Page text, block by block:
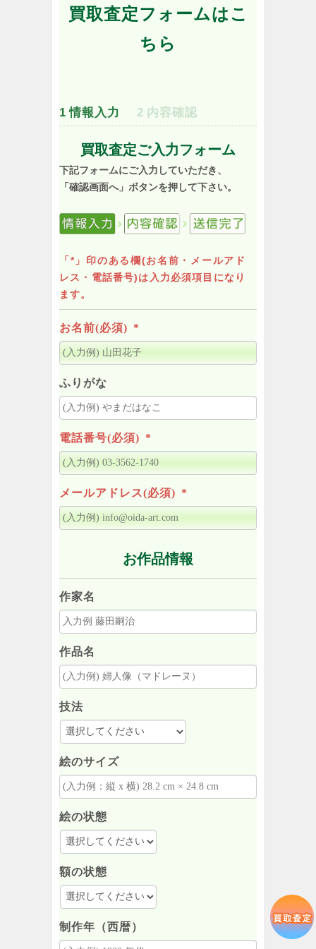
買取査定フォームはこ
ちら
1 情報入力 2 内容確認
買取査定ご入力フォーム
下記フォームにご入力していただき、
「確認画面へ」ボタンを押して下さい。
「*」印のある欄(お名前・メールアド
レス・電話番号)は入力必須項目になり
ます。
お名前(必須) *
ふりがな
電話番号(必須) *
メールアドレス(必須) *
お作品情報
作家名
作品名
技法
絵のサイズ
絵の状態
額の状態
制作年（西暦）